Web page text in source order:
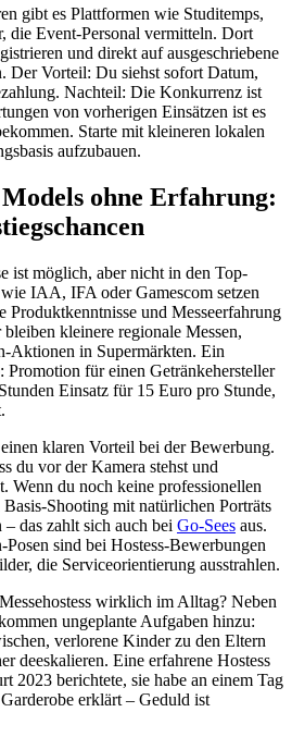
gibt es Plattformen wie Studitemps,
die Event-Personal vermitteln. Dort
und direkt auf ausgeschriebene
Der Vorteil: Du siehst sofort Datum,
Nachteil: Die Konkurrenz ist
von vorherigen Einsätzen ist es
Starte mit kleineren lokalen
aufzubauen.
ohne Erfahrung:
ist möglich, aber nicht in den Top-
IAA, IFA oder Gamescom setzen
Produktkenntnisse und Messeerfahrung
kleinere regionale Messen,
Aktionen in Supermärkten. Ein
Promotion für einen Getränkehersteller
Einsatz für 15 Euro pro Stunde,
klaren Vorteil bei der Bewerbung.
du vor der Kamera stehst und
Wenn du noch keine professionellen
Shooting mit natürlichen Porträts
das zahlt sich auch bei Go-Sees aus.
sind bei Hostess-Bewerbungen
die Serviceorientierung ausstrahlen.
wirklich im Alltag? Neben
ungeplante Aufgaben hinzu:
verlorene Kinder zu den Eltern
deeskalieren. Eine erfahrene Hostess
2023 berichtete, sie habe an einem Tag
erklärt – Geduld ist